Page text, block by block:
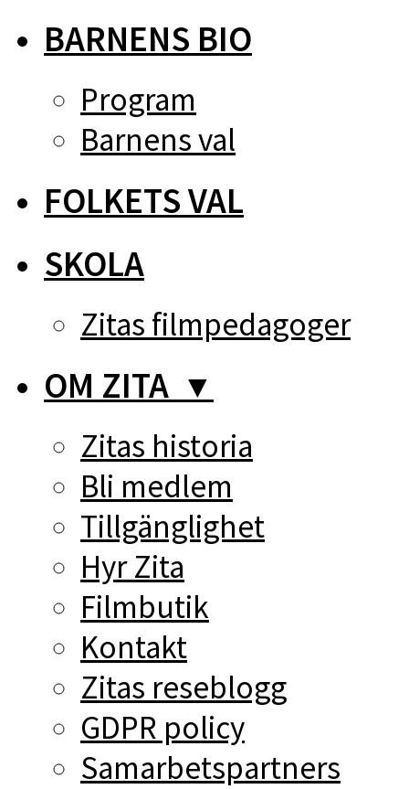
BARNENS BIO
Program
Barnens val
FOLKETS VAL
SKOLA
Zitas filmpedagoger
OM ZITA ▼
Zitas historia
Bli medlem
Tillgänglighet
Hyr Zita
Filmbutik
Kontakt
Zitas reseblogg
GDPR policy
Samarbetspartners